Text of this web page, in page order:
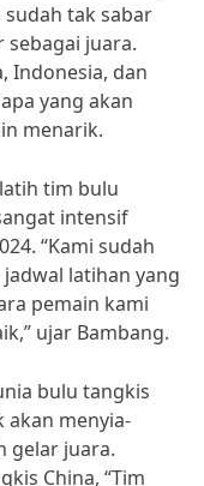
tak sabar
sebagai juara.
Indonesia, dan
yang akan
menarik.
tim bulu
intensif
“Kami sudah
latihan yang
pemain kami
ujar Bambang.
bulu tangkis
akan menyia-
gelar juara.
China, “Tim